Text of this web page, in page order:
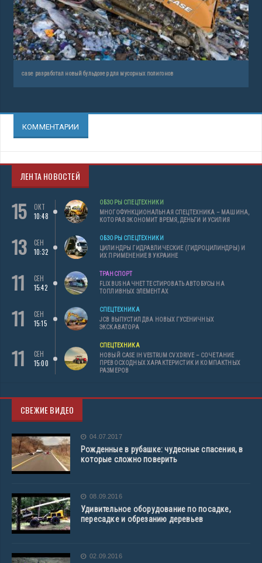
case разработал новый бульдозер для мусорных полигонов
КОММЕНТАРИИ
ЛЕНТА НОВОСТЕЙ
15
ОКТ
10:48
ОБЗОРЫ СПЕЦТЕХНИКИ
МНОГОФУНКЦИОНАЛЬНАЯ СПЕЦТЕХНИКА – МАШИНА,
КОТОРАЯ ЭКОНОМИТ ВРЕМЯ, ДЕНЬГИ И УСИЛИЯ
13
СЕН
10:32
ОБЗОРЫ СПЕЦТЕХНИКИ
ЦИЛИНДРЫ ГИДРАВЛИЧЕСКИЕ (ГИДРОЦИЛИНДРЫ) И
ИХ ПРИМЕНЕНИЕ В УКРАИНЕ
11
СЕН
15:42
ТРАНСПОРТ
FLIXBUS НАЧНЕТ ТЕСТИРОВАТЬ АВТОБУСЫ НА
ТОПЛИВНЫХ ЭЛЕМЕНТАХ
11
СЕН
15:15
СПЕЦТЕХНИКА
JCB ВЫПУСТИЛ ДВА НОВЫХ ГУСЕНИЧНЫХ
ЭКСКАВАТОРА
11
СЕН
15:00
СПЕЦТЕХНИКА
НОВЫЙ CASE IH VESTRUM CVXDRIVE – СОЧЕТАНИЕ
ПРЕВОСХОДНЫХ ХАРАКТЕРИСТИК И КОМПАКТНЫХ
РАЗМЕРОВ
СВЕЖИЕ ВИДЕО
04.07.2017
Рожденные в рубашке: чудесные спасения, в
которые сложно поверить
08.09.2016
Удивительное оборудование по посадке,
пересадке и обрезанию деревьев
02.09.2016